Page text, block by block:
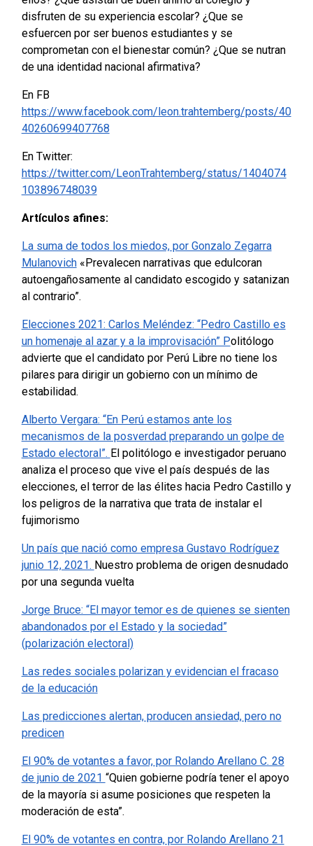
disfruten de su experiencia escolar? ¿Que se
esfuercen por ser buenos estudiantes y se
comprometan con el bienestar común? ¿Que se nutran
de una identidad nacional afirmativa?
En FB
https://www.facebook.com/leon.trahtemberg/posts/40
40260699407768
En Twitter:
https://twitter.com/LeonTrahtemberg/status/1404074
103896748039
Artículos afines:
La suma de todos los miedos, por Gonzalo Zegarra
Mulanovich«Prevalecen narrativas que edulcoran
autoengañosamente al candidato escogido y satanizan
al contrario”.
Elecciones 2021: Carlos Meléndez: “Pedro Castillo es
un homenaje al azar y a la improvisación” Politólogo
advierte que el candidato por Perú Libre no tiene los
pilares para dirigir un gobierno con un mínimo de
estabilidad.
Alberto Vergara: “En Perú estamos ante los
mecanismos de la posverdad preparando un golpe de
Estado electoral”. El politólogo e investigador peruano
analiza el proceso que vive el país después de las
elecciones, el terror de las élites hacia Pedro Castillo y
los peligros de la narrativa que trata de instalar el
fujimorismo
Un país que nació como empresa Gustavo Rodríguez
junio 12, 2021. Nuestro problema de origen desnudado
por una segunda vuelta
Jorge Bruce: “El mayor temor es de quienes se sienten
abandonados por el Estado y la sociedad”
(polarización electoral)
Las redes sociales polarizan y evidencian el fracaso
de la educación
Las predicciones alertan, producen ansiedad, pero no
predicen
El 90% de votantes a favor, por Rolando Arellano C. 28
de junio de 2021 “Quien gobierne podría tener el apoyo
de la mayoría si asume posiciones que respeten la
moderación de esta”.
El 90% de votantes en contra, por Rolando Arellano 21